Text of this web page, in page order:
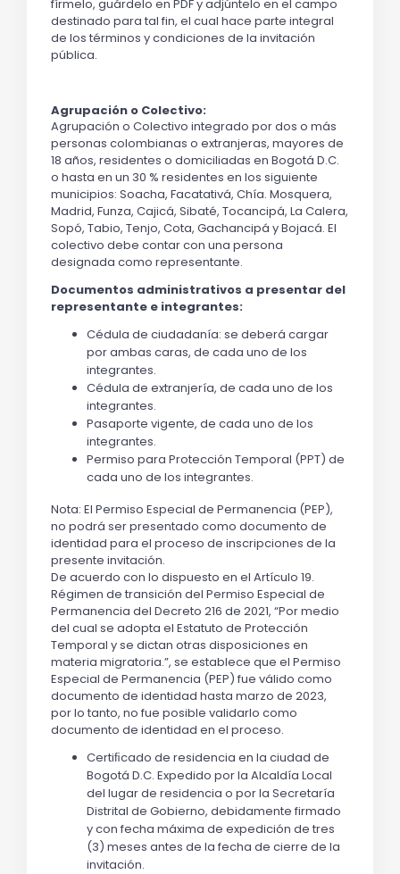
fírmelo, guárdelo en PDF y adjúntelo en el campo
destinado para tal fin, el cual hace parte integral
de los términos y condiciones de la invitación
pública.
Agrupación o Colectivo:
Agrupación o Colectivo integrado por dos o más
personas colombianas o extranjeras, mayores de
18 años, residentes o domiciliadas en Bogotá D.C.
o hasta en un 30 % residentes en los siguiente
municipios: Soacha, Facatativá, Chía. Mosquera,
Madrid, Funza, Cajicá, Sibaté, Tocancipá, La Calera,
Sopó, Tabio, Tenjo, Cota, Gachancipá y Bojacá. El
colectivo debe contar con una persona
designada como representante.
Documentos administrativos a presentar del
representante e integrantes:
Cédula de ciudadanía: se deberá cargar
por ambas caras, de cada uno de los
integrantes.
Cédula de extranjería, de cada uno de los
integrantes.
Pasaporte vigente, de cada uno de los
integrantes.
Permiso para Protección Temporal (PPT) de
cada uno de los integrantes.
Nota: El Permiso Especial de Permanencia (PEP),
no podrá ser presentado como documento de
identidad para el proceso de inscripciones de la
presente invitación.
De acuerdo con lo dispuesto en el Artículo 19.
Régimen de transición del Permiso Especial de
Permanencia del Decreto 216 de 2021, “Por medio
del cual se adopta el Estatuto de Protección
Temporal y se dictan otras disposiciones en
materia migratoria.”, se establece que el Permiso
Especial de Permanencia (PEP) fue válido como
documento de identidad hasta marzo de 2023,
por lo tanto, no fue posible validarlo como
documento de identidad en el proceso.
Certiﬁcado de residencia en la ciudad de
Bogotá D.C. Expedido por la Alcaldía Local
del lugar de residencia o por la Secretaría
Distrital de Gobierno, debidamente firmado
y con fecha máxima de expedición de tres
(3) meses antes de la fecha de cierre de la
invitación.